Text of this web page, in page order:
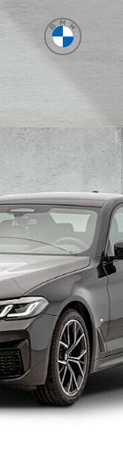
Freude